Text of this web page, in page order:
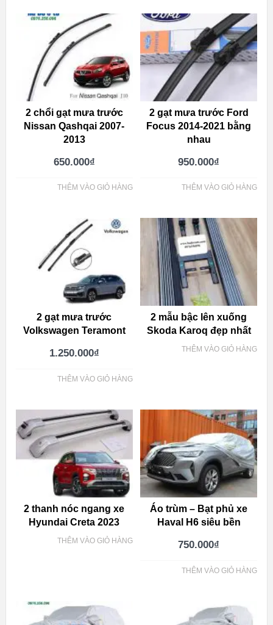
2 chổi gạt mưa trước
Nissan Qashqai 2007-
2013
650.000₫
THÊM VÀO GIỎ HÀNG
2 gạt mưa trước Ford
Focus 2014-2021 bằng
nhau
950.000₫
THÊM VÀO GIỎ HÀNG
2 gạt mưa trước
Volkswagen Teramont
1.250.000₫
THÊM VÀO GIỎ HÀNG
2 mẫu bậc lên xuống
Skoda Karoq đẹp nhất
THÊM VÀO GIỎ HÀNG
2 thanh nóc ngang xe
Hyundai Creta 2023
THÊM VÀO GIỎ HÀNG
Áo trùm – Bạt phủ xe
Haval H6 siêu bền
750.000₫
THÊM VÀO GIỎ HÀNG